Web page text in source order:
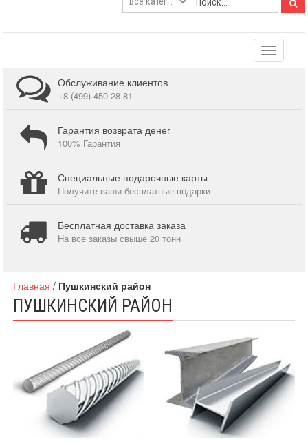
Toggle
Обслуживание клиентов
+8 (499) 450-28-81
Гарантия возврата денег
100% Гарантия
Специальные подарочные карты
Получите ваши бесплатные подарки
Бесплатная доставка заказа
На все заказы свыше 20 тонн
Главная / Пушкинский район
ПУШКИНСКИЙ РАЙОН